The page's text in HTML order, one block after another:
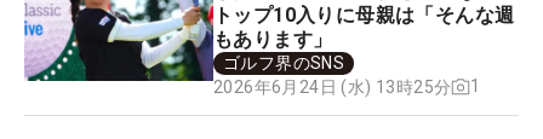
トップ10入りに母親は「そんな週
もあります」
ゴルフ界のSNS
2026年6月24日 (水) 13時25分
1